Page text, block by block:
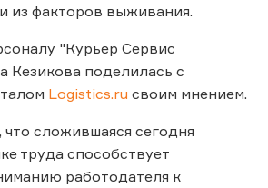
из факторов выживания.
"Курьер Сервис
Кезикова поделилась с
Logistics.ru своим мнением.
что сложившаяся сегодня
труда способствует
работодателя к